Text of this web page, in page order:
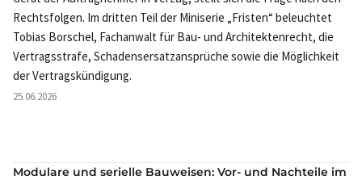
Rechtsfolgen. Im dritten Teil der Miniserie „Fristen“ beleuchtet
Tobias Borschel, Fachanwalt für Bau- und Architektenrecht, die
Vertragsstrafe, Schadensersatzansprüche sowie die Möglichkeit
der Vertragskündigung.
25.06.2026
Modulare und serielle Bauweisen: Vor- und Nachteile im